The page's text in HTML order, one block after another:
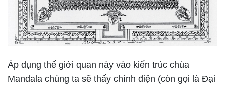
Áp dụng thế giới quan này vào kiến trúc chùa
Mandala chúng ta sẽ thấy chính điện (còn gọi là Đại